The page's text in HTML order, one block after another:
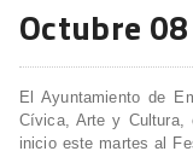
Octubre 08
El Ayuntamiento de
Cívica, Arte y Cultura,
inicio este martes al